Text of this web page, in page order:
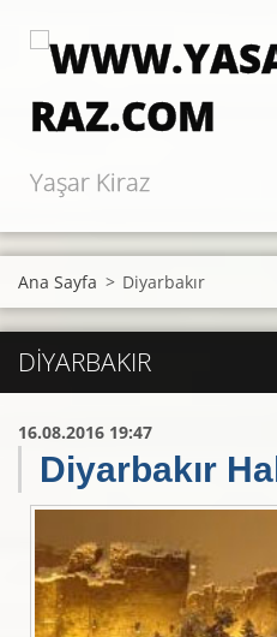
Yaşar Kiraz
Ana Sayfa > Diyarbakır
DIYARBAKIR
16.08.2016 19:47
Diyarbakır